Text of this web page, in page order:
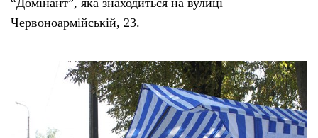
“Домінант”, яка знаходиться на вулиці
Червоноармійській, 23.